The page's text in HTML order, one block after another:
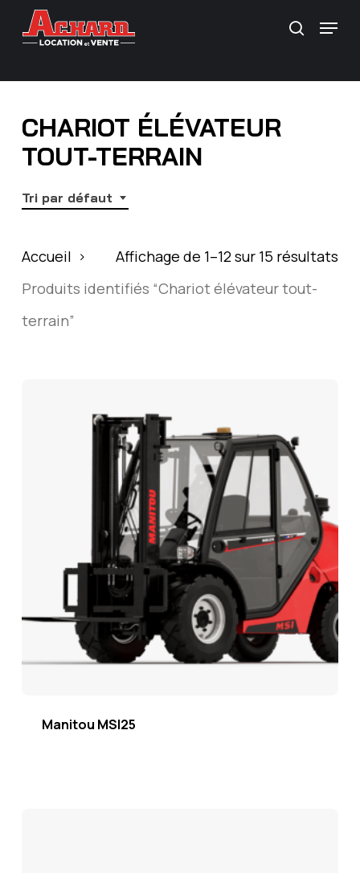
Menu
CHARIOT ÉLÉVATEUR
TOUT-TERRAIN
Tri par défaut
Affichage de 1–12 sur 15 résultats
Accueil
Produits identifiés “Chariot élévateur tout-
terrain”
Manitou MSI25